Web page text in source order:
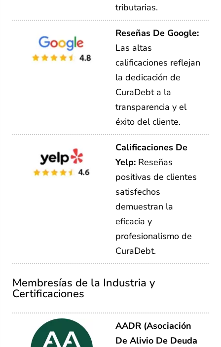
tributarias.
Reseñas De Google:
Las altas
calificaciones reflejan
la dedicación de
CuraDebt a la
transparencia y el
éxito del cliente.
Calificaciones De
Yelp: Reseñas
positivas de clientes
satisfechos
demuestran la
eficacia y
profesionalismo de
CuraDebt.
Membresías de la Industria y
Certificaciones
AADR (Asociación
De Alivio De Deuda